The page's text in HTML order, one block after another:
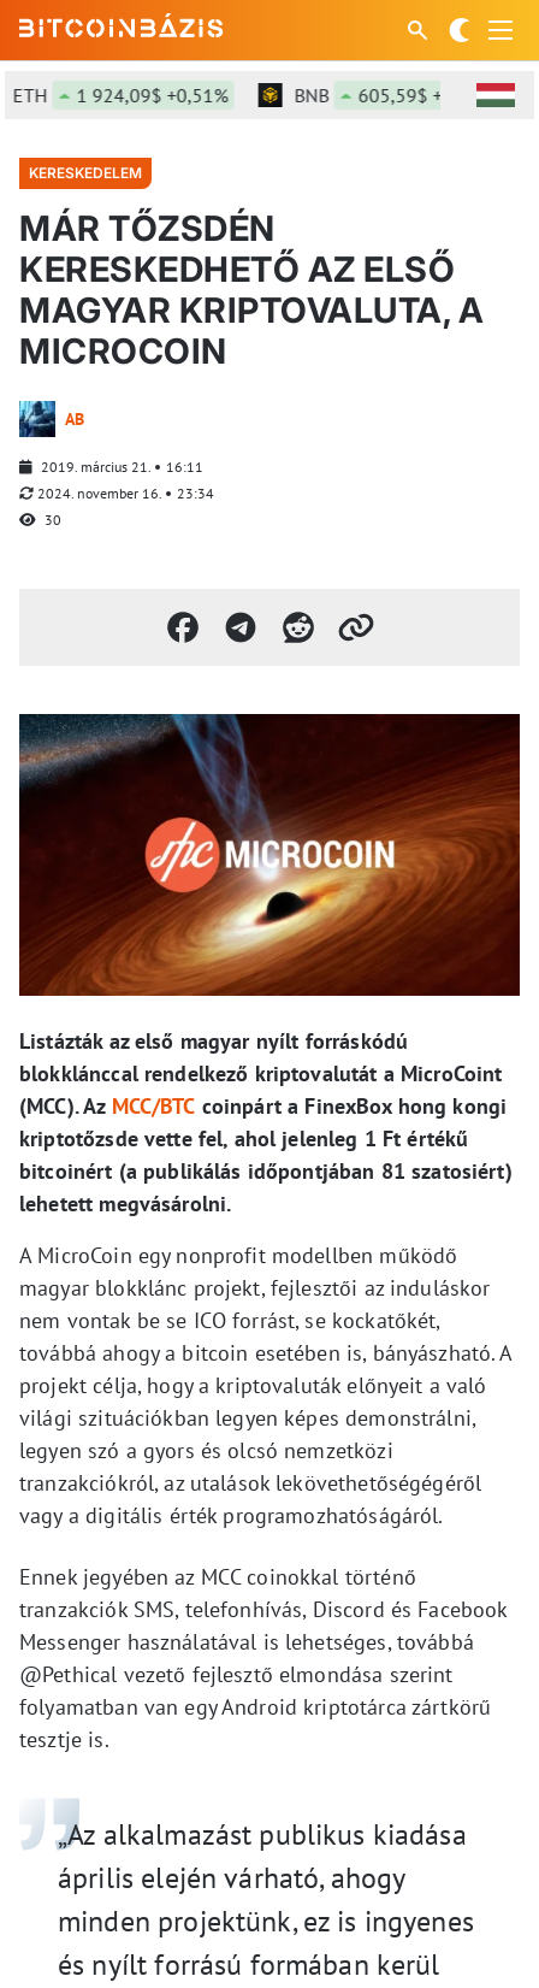
1 924,09$ +0,51% BNB 605,59$ +0,43%
KERESKEDELEM
MÁR TŐZSDÉN
KERESKEDHETŐ AZ ELSŐ
MAGYAR KRIPTOVALUTA, A
MICROCOIN
AB
2019. március 21.
16:11
2024. november 16.
23:34
30
Listázták az első magyar nyílt forráskódú
blokklánccal rendelkező kriptovalutát a MicroCoint
(MCC). Az MCC/BTC coinpárt a FinexBox hong kongi
kriptotőzsde vette fel, ahol jelenleg 1 Ft értékű
bitcoinért (a publikálás időpontjában 81 szatosiért)
lehetett megvásárolni.
A MicroCoin egy nonprofit modellben működő
magyar blokklánc projekt, fejlesztői az induláskor
nem vontak be se ICO forrást, se kockatőkét,
továbbá ahogy a bitcoin esetében is, bányászható. A
projekt célja, hogy a kriptovaluták előnyeit a való
világi szituációkban legyen képes demonstrálni,
legyen szó a gyors és olcsó nemzetközi
tranzakciókról, az utalások lekövethetőségégéről
vagy a digitális érték programozhatóságáról.
Ennek jegyében az MCC coinokkal történő
tranzakciók SMS, telefonhívás, Discord és Facebook
Messenger használatával is lehetséges, továbbá
@Pethical vezető fejlesztő elmondása szerint
folyamatban van egy Android kriptotárca zártkörű
tesztje is.
„Az alkalmazást publikus kiadása
április elején várható, ahogy
minden projektünk, ez is ingyenes
és nyílt forrású formában kerül